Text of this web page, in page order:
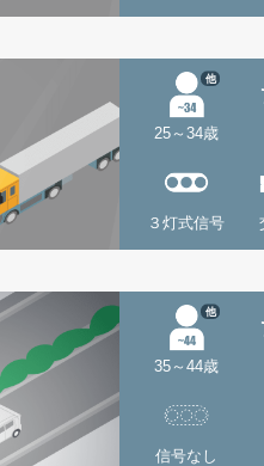
25～34歳
他
３灯式信号
35～44歳
他
信号なし